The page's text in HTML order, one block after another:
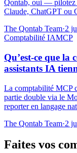
Qontab, oui — pilotez
Claude, ChatGPT ou
The Qontab Team·2
Comptabilité IAMCP
Qu’est-ce que
assistants IA
La comptabilité MCP
partie double via le
reporter en langage
The Qontab Team·2
Faites vos